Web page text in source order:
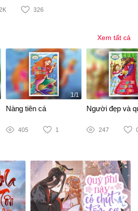
326
Xem tất cả
1/1
Nàng tiên cá
405 1
Người đẹp và
247